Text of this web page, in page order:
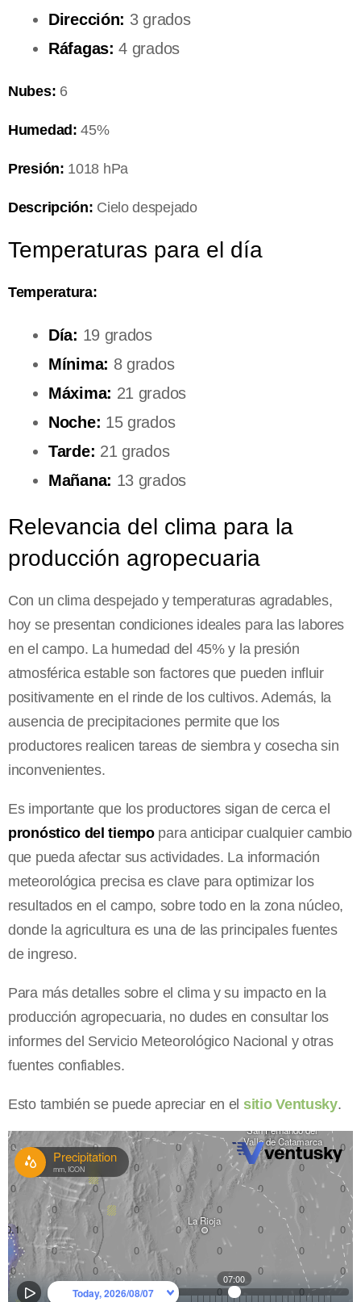
Dirección: 3 grados
Ráfagas: 4 grados
Nubes: 6
Humedad: 45%
Presión: 1018 hPa
Descripción: Cielo despejado
Temperaturas para el día
Temperatura:
Día: 19 grados
Mínima: 8 grados
Máxima: 21 grados
Noche: 15 grados
Tarde: 21 grados
Mañana: 13 grados
Relevancia del clima para la
producción agropecuaria
Con un clima despejado y temperaturas agradables,
hoy se presentan condiciones ideales para las labores
en el campo. La humedad del 45% y la presión
atmosférica estable son factores que pueden influir
positivamente en el rinde de los cultivos. Además, la
ausencia de precipitaciones permite que los
productores realicen tareas de siembra y cosecha sin
inconvenientes.
Es importante que los productores sigan de cerca el
pronóstico del tiempopara anticipar cualquier cambio
que pueda afectar sus actividades. La información
meteorológica precisa es clave para optimizar los
resultados en el campo, sobre todo en la zona núcleo,
donde la agricultura es una de las principales fuentes
de ingreso.
Para más detalles sobre el clima y su impacto en la
producción agropecuaria, no dudes en consultar los
informes del Servicio Meteorológico Nacional y otras
fuentes confiables.
Esto también se puede apreciar en el sitio Ventusky.